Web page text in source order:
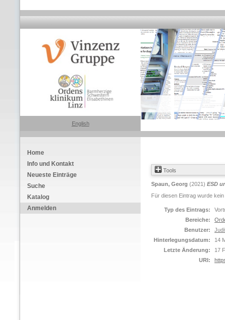
English
Home
Info und Kontakt
Neueste Einträge
Suche
Katalog
Anmelden
Tools
Spaun, Georg (2021) ESD
Für diesen Eintrag wurde
Typ des Eintrags:
Bereiche:
Benutzer:
Hinterlegungsdatum:
14
Letzte Änderung:
17
URI: